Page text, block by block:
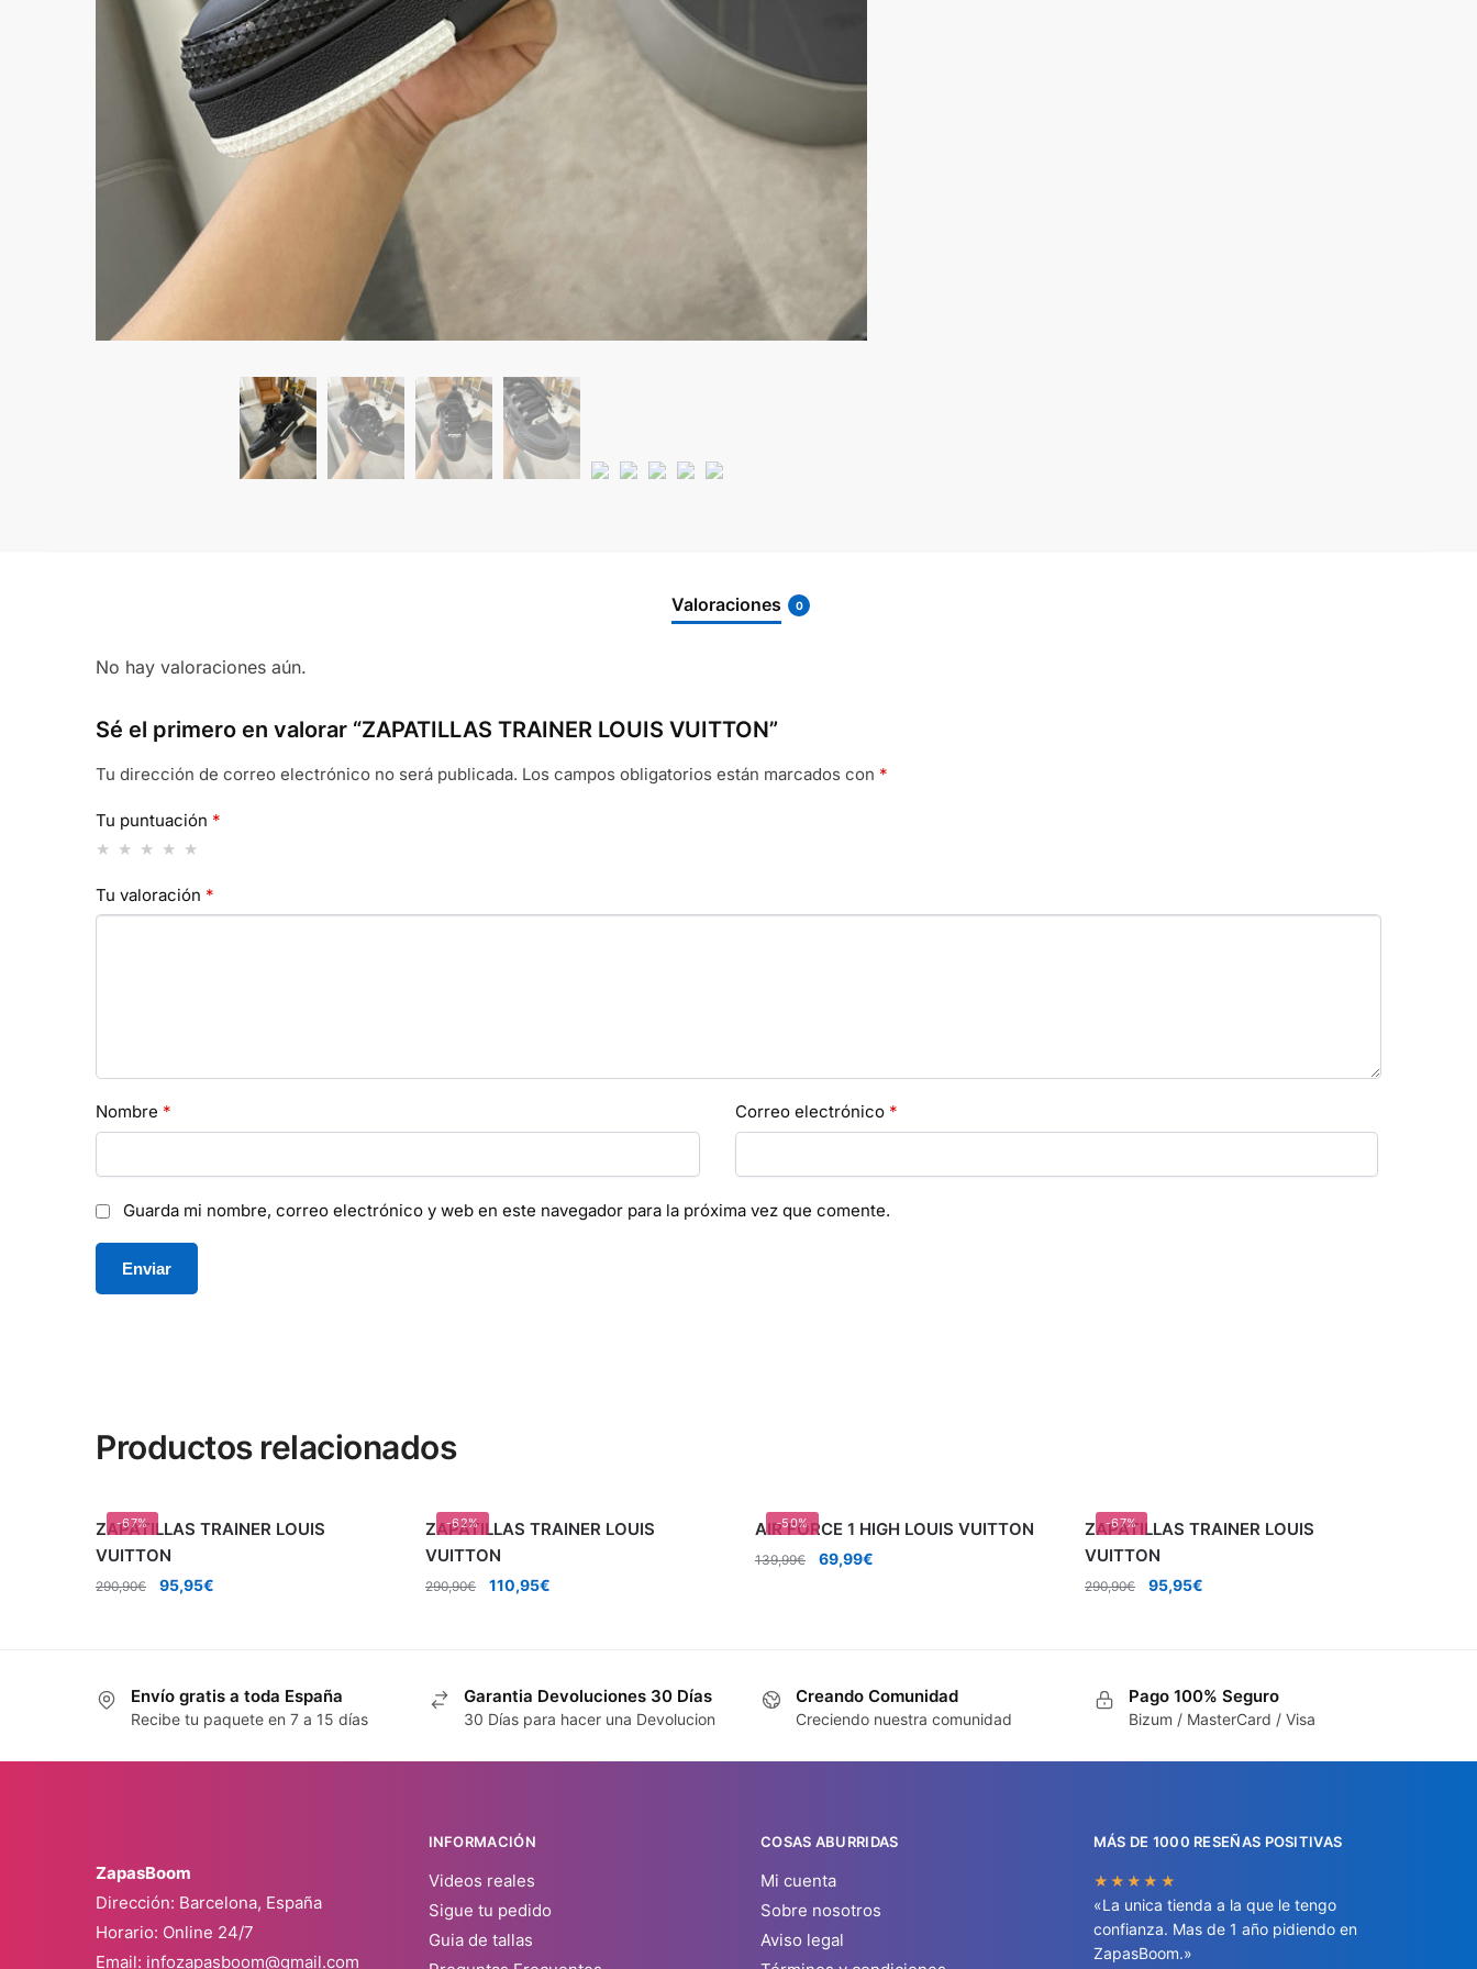
Valoraciones 0
No hay valoraciones aún.
Sé el primero en valorar “ZAPATILLAS TRAINER LOUIS VUITTON”
Tu dirección de correo electrónico no será publicada. Los campos obligatorios están marcados con *
Tu puntuación *
Tu valoración *
Nombre * Correo electrónico *
Guarda mi nombre, correo electrónico y web en este navegador para la próxima vez que comente.
Productos relacionados
-67%
ZAPATILLAS TRAINER LOUIS
VUITTON
290,90€
El
95,95€
-62%
ZAPATILLAS TRAINER LOUIS
VUITTON
290,90€
El
110,95€
-50%
AIR FORCE 1 HIGH LOUIS VUITTON
139,99€
El
69,99€El
-67%
ZAPATILLAS TRAINER LOUIS
VUITTON
290,90€
El
95,95€El
Envío gratis a toda España
Recibe tu paquete en 7 a 15 días
Garantia Devoluciones 30 Días
30 Días para hacer una Devolucion
Creando Comunidad
Creciendo nuestra comunidad
Pago 100% Seguro
Bizum / MasterCard / Visa
ZapasBoom
Dirección: Barcelona, España
Horario: Online 24/7
Email: infozapasboom@gmail.com
INFORMACIÓN
Videos reales
Sigue tu pedido
Guia de tallas
COSAS ABURRIDAS
Mi cuenta
Sobre nosotros
Aviso legal
MÁS DE 1000 RESEÑAS POSITIVAS
★★★★★
«La unica tienda a la que le tengo
confianza. Mas de 1 año pidiendo en
ZapasBoom.»